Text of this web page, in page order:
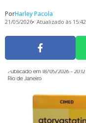
PorHarley Pacola
21/05/2026 Atualizado às 15:42